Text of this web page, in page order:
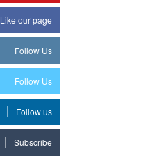
Like our page
Follow Us
Follow Us
Follow us
Subscribe